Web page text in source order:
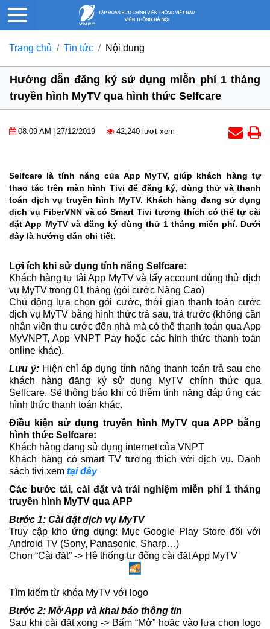
Trang chủ Tin tức Nội dung
Hướng dẫn đăng ký sử dụng miễn phí 1 tháng
truyền hình MyTV qua hình thức Selfcare
08:09 AM 27/12/2019 42,240 lượt xem
Selfcare là tính năng của App MyTV, giúp khách hàng tự
thao tác trên màn hình Tivi để đăng ký, dùng thử và thanh
toán dịch vụ truyền hình MyTV. Khách hàng đang sử dụng
dịch vụ FiberVNN và có Smart Tivi tương thích có thể tự cài
đặt App MyTV và đăng ký dùng thử 1 tháng miễn phí. Dưới
đây là hướng dẫn chi tiết.
Lợi ích khi sử dụng tính năng Selfcare:
Khách hàng tự tải App MyTV và lấy account dùng thử dịch
vụ MyTV trong 01 tháng (gói cước Nâng Cao)
Chủ động lựa chọn gói cước, thời gian thanh toán cước
dịch vụ MyTV bằng hình thức trả sau, trả trước (không cần
nhân viên thu cước đến nhà mà có thể thanh toán qua App
MyVNPT, App VNPT Pay hoặc các hình thức thanh toán
online khác).
Lưu ý: Hiện chỉ áp dụng tính năng thanh toán trả sau cho
khách hàng đăng ký sử dụng MyTV chính thức qua
Selfcare. Sẽ thông báo khi có thêm tính năng đáp ứng các
hình thức thanh toán khác.
Điều kiện sử dụng truyền hình MyTV qua APP bằng
hình thức Selfcare:
Khách hàng đang sử dụng internet của VNPT
Khách hàng có smart TV tương thích với dịch vụ. Danh
sách tivi xem tại đây
Các bước tải, cài đặt và trải nghiệm miễn phí 1 tháng
truyền hình MyTV qua APP
Bước 1: Cài đặt dịch vụ MyTV
Truy cập kho ứng dụng: Mục Google Play Store đối với
Android TV (Sony, Panasonic, Sharp…)
Chọn “Cài đặt” -> Hệ thống tự động cài đặt App MyTV
Tìm kiếm từ khóa MyTV với logo
Bước 2: Mở App và khai báo thông tin
Sau khi cài đặt xong -> Bấm “Mở” hoặc vào lựa chọn logo